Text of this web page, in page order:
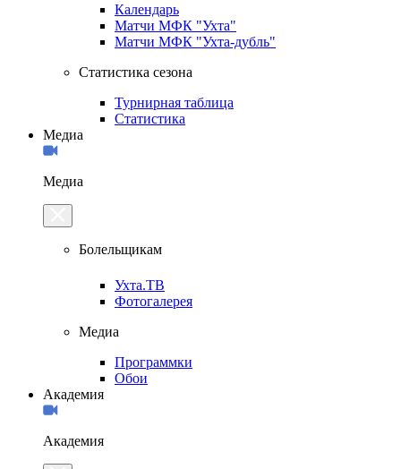
Календарь
Матчи МФК "Ухта"
Матчи МФК "Ухта-дубль"
Статистика сезона
Турнирная таблица
Статистика
Медиа
Медиа
Болельщикам
Ухта.ТВ
Фотогалерея
Медиа
Программки
Обои
Академия
Академия